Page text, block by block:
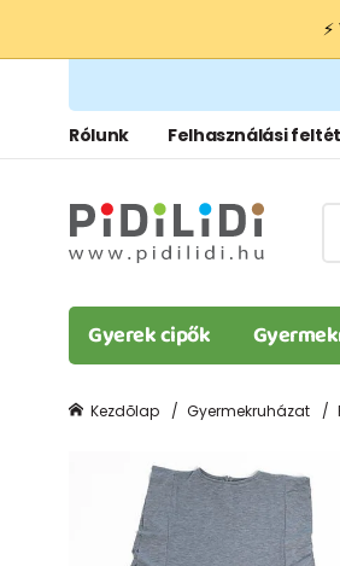
Rólunk Felhasználási
Gyerek cipők
Kezdõlap Gyermekruházat